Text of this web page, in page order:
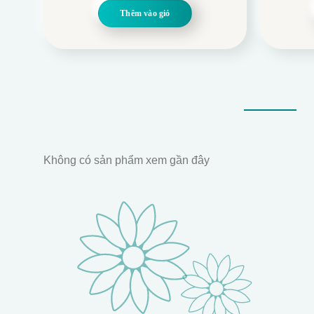
là:
1.499.000.
tại
là:
Thêm vào giỏ
Không có sản phẩm xem gần đây